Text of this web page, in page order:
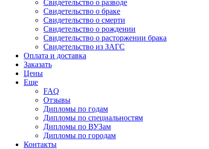
Свидетельство о разводе
Свидетельство о браке
Свидетельство о смерти
Свидетельство о рождении
Свидетельство о расторжении брака
Свидетельство из ЗАГС
Оплата и доставка
Заказать
Цены
Еще
FAQ
Отзывы
Дипломы по годам
Дипломы по специальностям
Дипломы по ВУЗам
Дипломы по городам
Контакты